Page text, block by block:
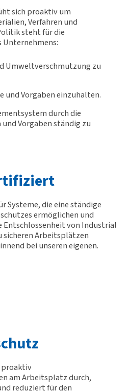
sich proaktiv um
Verfahren und
steht für die
Unternehmens:
Umweltverschmutzung zu
und Vorgaben einzuhalten.
durch die
Vorgaben ständig zu
Systeme, die eine ständige
ermöglichen und
von Industrial
sicheren Arbeitsplätzen
bei unseren eigenen.
am Arbeitsplatz durch,
reduziert für den